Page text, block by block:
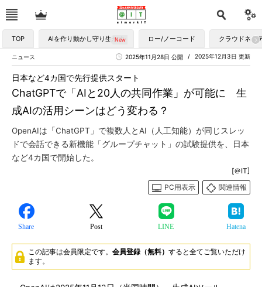
TOP AIを作り動かし守り生かす ロー/ノーコード クラウドネイ
ニュース 2025年12月3日 更新
2025年11月28日 公開
ChatGPTで「AIと20人の共同作業」が可能に 生
成AIの活用シーンはどう変わる？
日本など4カ国で先行提供スタート
OpenAIは「ChatGPT」で複数人とAI（人工知能）が同じスレッ
ドで会話できる新機能「グループチャット」の試験提供を、日本
など4カ国で開始した。
[＠IT]
PC用表示
関連情報
Share Post LINE Hatena
この記事は会員限定です。 会員登録（無料） すると全てご覧いただけ
ます。